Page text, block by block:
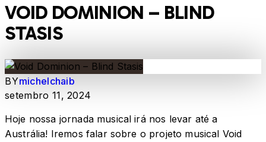
VOID DOMINION – BLIND
STASIS
BYmichelchaib
setembro 11, 2024
Hoje nossa jornada musical irá nos levar até a
Austrália! Iremos falar sobre o projeto musical Void